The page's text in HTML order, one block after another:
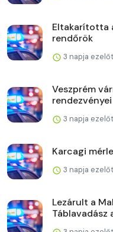
Eltakarította
rendőrök
3 napja
Veszprém
rendezvényei
3 napja
Karcagi
3 napja
Lezárult a
Táblavadász